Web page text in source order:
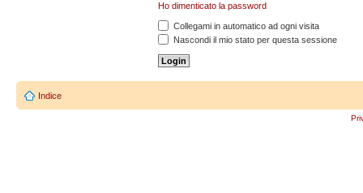
Ho dimenticato la password
Collegami in automatico ad ogni visita
Nascondi il mio stato per questa sessione
Indice